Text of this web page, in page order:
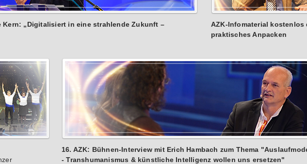
Kern: „Digitalisiert in eine strahlende Zukunft –
AZK‐Infomaterial kostenlos
praktisches Anpacken
16. AZK: Bühnen-Interview mit Erich Hambach zum Thema
- Transhumanismus & künstliche Intelligenz wollen uns ersetzen"